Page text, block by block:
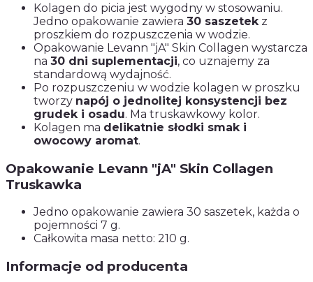
Kolagen do picia jest wygodny w stosowaniu.
Jedno opakowanie zawiera 30 saszetekz
proszkiem do rozpuszczenia w wodzie.
Opakowanie Levann "jA" Skin Collagen wystarcza
na 30 dni suplementacji, co uznajemy za
standardową wydajność.
Po rozpuszczeniu w wodzie kolagen w proszku
tworzy napój o jednolitej konsystencji bez
grudek i osadu. Ma truskawkowy kolor.
Kolagen ma delikatnie słodki smak i
owocowy aromat.
Opakowanie Levann "jA" Skin Collagen
Truskawka
Jedno opakowanie zawiera 30 saszetek, każda o
pojemności 7 g.
Całkowita masa netto: 210 g.
Informacje od producenta